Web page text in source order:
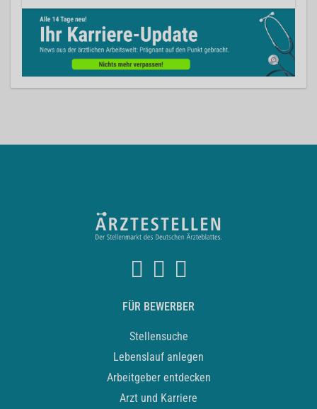
FÜR BEWERBER
Stellensuche
Lebenslauf anlegen
Arbeitgeber entdecken
Arzt und Karriere